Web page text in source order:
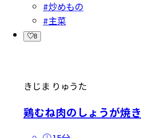
#炒めもの
#主菜
8
きじま りゅうた
鶏むね肉のしょうが焼き